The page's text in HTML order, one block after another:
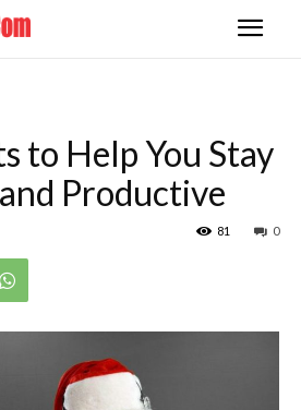
to Help You Stay
Productive
0
81